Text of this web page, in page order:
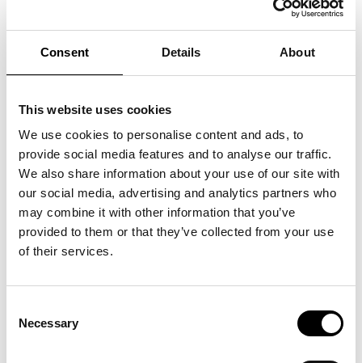
Consent Details About
This website uses cookies
We use cookies to personalise content and ads, to
provide social media features and to analyse our traffic.
We also share information about your use of our site with
our social media, advertising and analytics partners who
may combine it with other information that you’ve
provided to them or that they’ve collected from your use
of their services.
Selection
Necessary
”Efter att ha varit anställd i liknande verksamheter grundade jag NETT
INT 1993. Idag är vi en textilleverantör som erbjuder hållbara textiler
och knappar som är producerade med hållbara processer.”
Att hållbarhet är viktigt är det ju ingen som har missat,
och i textilindustrin arbetar ni hårt för att göra skillnad.
På vilket sätt är hållbarhet en viktig del i NETT INT?
”Hållbarhet är väldigt viktig hos oss och vi kommunicerar med alla våra
både med hållbarhet som påverkar vår miljö, så som minskad
vattenförbrukning vid produktion, men lika viktigt tycker vi det är att